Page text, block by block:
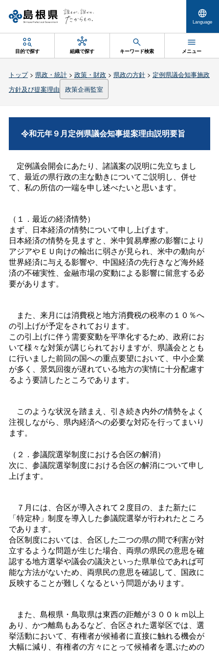
Language
目的で探す 組織で探す キーワード検索 メニュー
トップ> 県政・統計> 政策・財政 > 県政の方針> 定例県議会知事施政
方針及び提案理由
政策企画監室
令和元年９月定例県議会知事提案理由説明要旨
定例議会開会にあたり、諸議案の説明に先立ちまし
て、最近の県行政の主な動きについてご説明し、併せ
て、私の所信の一端を申し述べたいと思います。
（１．最近の経済情勢）
まず、日本経済の情勢について申し上げます。
日本経済の情勢を見ますと、米中貿易摩擦の影響により
アジアやＥＵ向けの輸出に弱さが見られ、米中の動向が
世界経済に与える影響や、中国経済の先行きなど海外経
済の不確実性、金融市場の変動による影響に留意する必
要があります。
また、来月には消費税と地方消費税の税率の１０％へ
の引上げが予定をされております。
この引上げに伴う需要変動を平準化するため、政府にお
いて様々な対策が講じられておりますが、県議会ととも
に行いました前回の国への重点要望において、中小企業
が多く、景気回復が遅れている地方の実情に十分配慮す
るよう要請したところであります。
このような状況を踏まえ、引き続き内外の情勢をよく
注視しながら、県内経済への必要な対応を行ってまいり
ます。
（２．参議院選挙制度における合区の解消）
次に、参議院選挙制度における合区の解消について申し
上げます。
７月には、合区が導入されて２度目の、また新たに
「特定枠」制度を導入した参議院選挙が行われたところ
であります。
合区制度においては、合区した二つの県の間で利害が対
立するような問題が生じた場合、両県の県民の意思を確
認する地方選挙や議会の議決といった県単位であれば可
能な方法がないため、両県民の意思を確認して、国政に
反映することが難しくなるという問題があります。
また、島根県・鳥取県は東西の距離が３００ｋｍ以上
あり、かつ離島もあるなど、合区された選挙区では、選
挙活動において、有権者が候補者に直接に触れる機会が
大幅に減り、有権者の方々にとって候補者を選ぶための